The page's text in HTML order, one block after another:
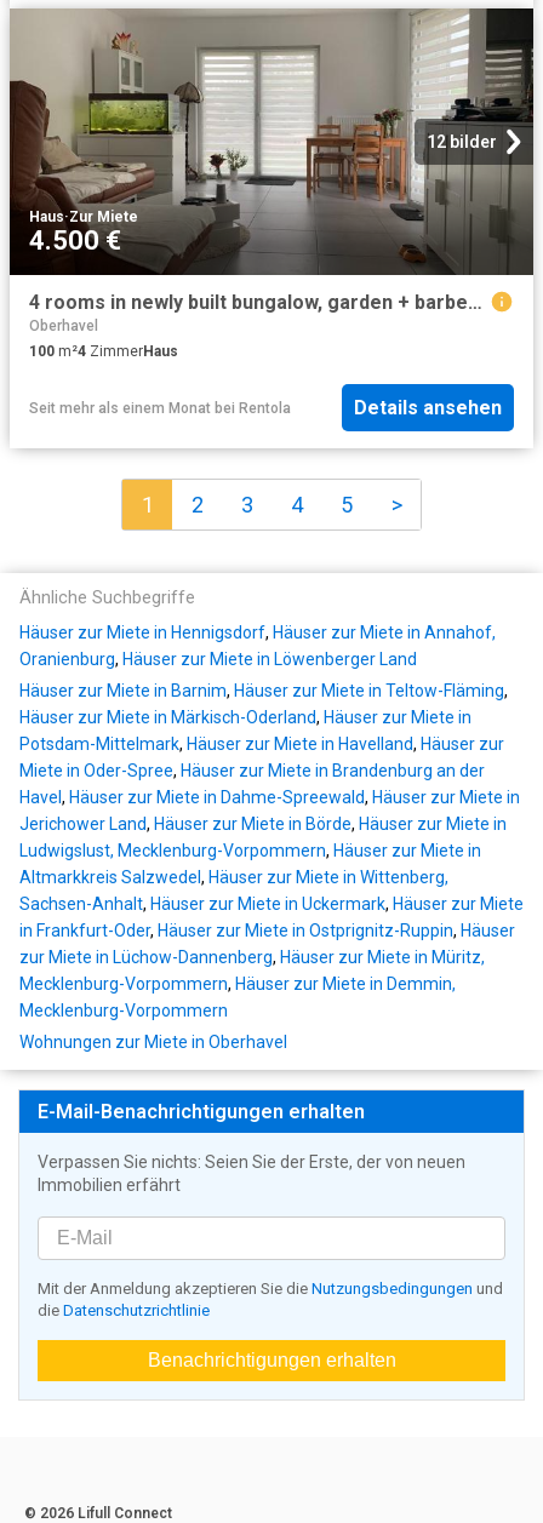
12 bilder
Haus·Zur Miete
4.500 €
4 rooms in newly built bungalow, garden + barbecue, up to 9 persons
Oberhavel
100 m²4 ZimmerHaus
Seit mehr als einem Monat bei Rentola Details ansehen
1 2 3 4 5 >
Ähnliche Suchbegriffe
Häuser zur Miete in Hennigsdorf, Häuser zur Miete in Annahof,
Oranienburg, Häuser zur Miete in Löwenberger Land
Häuser zur Miete in Barnim, Häuser zur Miete in Teltow-Fläming,
Häuser zur Miete in Märkisch-Oderland, Häuser zur Miete in
Potsdam-Mittelmark, Häuser zur Miete in Havelland, Häuser zur
Miete in Oder-Spree, Häuser zur Miete in Brandenburg an der
Havel , Häuser zur Miete in Dahme-Spreewald, Häuser zur Miete in
Jerichower Land, Häuser zur Miete in Börde, Häuser zur Miete in
Ludwigslust, Mecklenburg-Vorpommern, Häuser zur Miete in
Altmarkkreis Salzwedel , Häuser zur Miete in Wittenberg,
Sachsen-Anhalt, Häuser zur Miete in Uckermark, Häuser zur Miete
in Frankfurt-Oder, Häuser zur Miete in Ostprignitz-Ruppin, Häuser
zur Miete in Lüchow-Dannenberg, Häuser zur Miete in Müritz,
Mecklenburg-Vorpommern, Häuser zur Miete in Demmin,
Mecklenburg-Vorpommern
Wohnungen zur Miete in Oberhavel
E-Mail-Benachrichtigungen erhalten
Verpassen Sie nichts: Seien Sie der Erste, der von neuen
Immobilien erfährt
Mit der Anmeldung akzeptieren Sie die Nutzungsbedingungen und
die Datenschutzrichtlinie
Benachrichtigungen erhalten
© 2026 Lifull Connect